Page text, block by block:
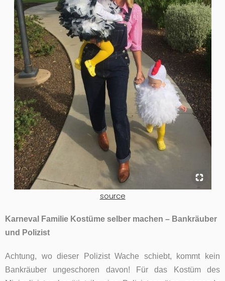
source
Karneval Familie Kostüme selber machen – Bankräuber
und Polizist
Achtung, wo dieser Polizist Wache schiebt, kommt kein
Bankräuber ungeschoren davon! Für das Kostüm des